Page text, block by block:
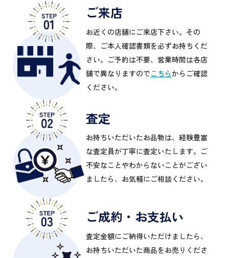
ご来店
お近くの店舗にご来店下さい。その
際、ご本人確認書類を必ずお持ちくだ
さい。ご予約は不要、営業時間は各店
舗で異なりますのでこちらからご確認
ください。
査定
お持ちいただいたお品物は、経験豊富
な査定員が丁寧に査定いたします。ご
不安なことやわからないことがござい
ましたら、お気軽にご相談ください。
ご成約・お支払い
査定金額にご納得いただけましたら、
お持ちいただいた商品をお売りくださ